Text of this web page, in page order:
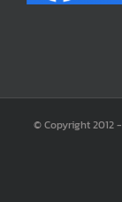
© Copyright 2012 -